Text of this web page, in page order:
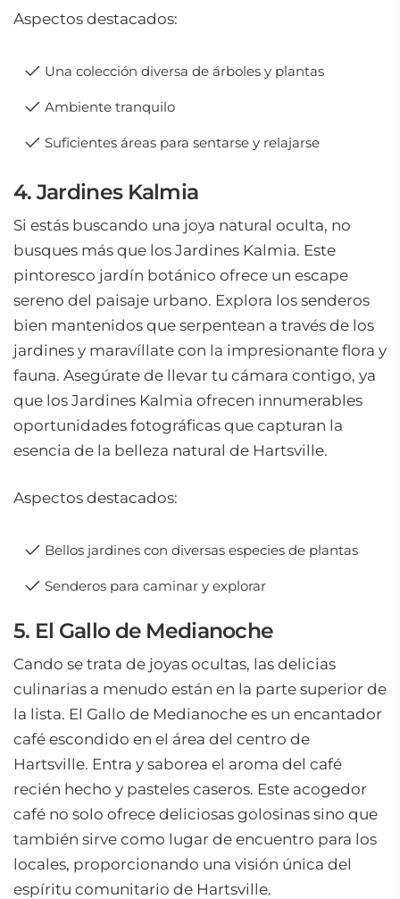
Aspectos destacados:
Una colección diversa de árboles y plantas
Ambiente tranquilo
Suficientes áreas para sentarse y relajarse
4. Jardines Kalmia
Si estás buscando una joya natural oculta, no
busques más que los Jardines Kalmia. Este
pintoresco jardín botánico ofrece un escape
sereno del paisaje urbano. Explora los senderos
bien mantenidos que serpentean a través de los
jardines y maravíllate con la impresionante flora y
fauna. Asegúrate de llevar tu cámara contigo, ya
que los Jardines Kalmia ofrecen innumerables
oportunidades fotográficas que capturan la
esencia de la belleza natural de Hartsville.
Aspectos destacados:
Bellos jardines con diversas especies de plantas
Senderos para caminar y explorar
5. El Gallo de Medianoche
Cando se trata de joyas ocultas, las delicias
culinarias a menudo están en la parte superior de
la lista. El Gallo de Medianoche es un encantador
café escondido en el área del centro de
Hartsville. Entra y saborea el aroma del café
recién hecho y pasteles caseros. Este acogedor
café no solo ofrece deliciosas golosinas sino que
también sirve como lugar de encuentro para los
locales, proporcionando una visión única del
espíritu comunitario de Hartsville.